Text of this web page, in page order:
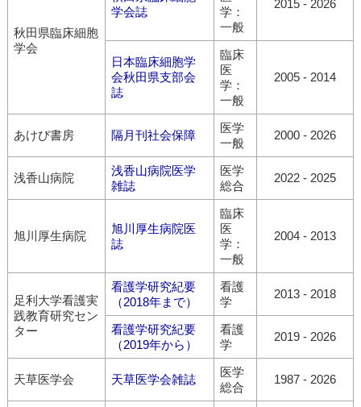
秋田県臨床細胞
学会
学会誌
学：
一般
2015- 2026
日本臨床細胞学
会秋田県支部会
誌
臨床
医
学：
一般
2005- 2014
あけび書房 隔月刊社会保障
医学
一般
2000- 2026
浅香山病院
浅香山病院医学
雑誌
医学
総合
2022- 2025
旭川厚生病院
旭川厚生病院医
誌
臨床
医
学：
一般
2004- 2013
足利大学看護実
践教育研究セン
ター
看護学研究紀要
（2018年まで）
看護
学
2013- 2018
看護学研究紀要
（2019年から）
看護
学
2019- 2026
天草医学会 天草医学会雑誌
医学
総合
1987- 2026